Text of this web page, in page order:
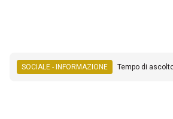
SOCIALE - INFORMAZIONE Tempo di